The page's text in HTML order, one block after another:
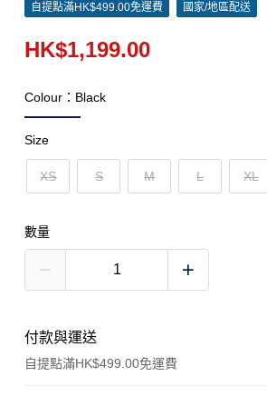
自提點滿HK$499.00免運費 國家/地區配送
HK$1,199.00
Colour：Black
Size
XS S M L XL
數量
付款與運送
自提點滿HK$499.00免運費